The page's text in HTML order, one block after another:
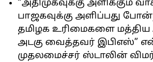
“அதிமுகவுக்கு அளிக்கும்
பாஜகவுக்கு அளிப்பது
தமிழக உரிமைகளை மத்திய
அடகு வைத்தவர் இபிஎஸ்”
முதலமைச்சர் ஸ்டாலின்